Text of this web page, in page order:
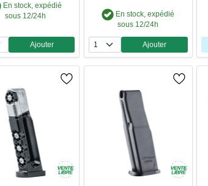
En stock, expédié
sous 12/24h
Quantité
Ajouter
En stock, expédié
sous 12/24h
Quantité
Ajouter